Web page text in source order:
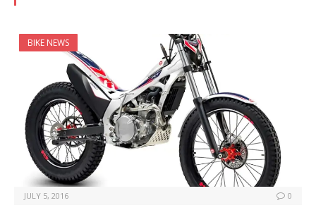
BIKE NEWS
JULY 5, 2016 0